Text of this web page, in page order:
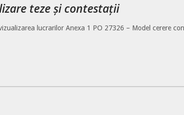
teze și contestații
lucrarilor Anexa 1 PO 27326 – Model cerere